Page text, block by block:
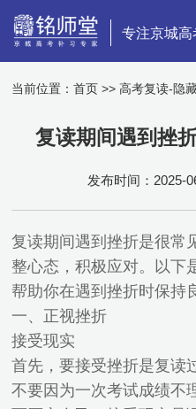
专注京城高
当前位置：首页 >> 高考复读-隐
复读期间遇到挫
发布时间：2025-
复读期间遇到挫折是很常
整心态，积极应对。以下
帮助你在遇到挫折时保持
一、正视挫折
接受现实
首先，要接受挫折是复读
不要因为一次考试成绩不